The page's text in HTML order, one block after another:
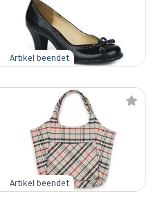
Artikel beendet
Artikel beendet